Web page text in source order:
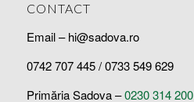
CONTACT
Email – hi@sadova.ro
0742 707 445 / 0733 549 629
Primăria Sadova –0230 314 200